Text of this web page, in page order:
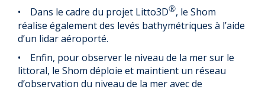
• Dans le cadre du projet Litto3D®, le Shom
réalise également des levés bathymétriques à l’aide
d’un lidar aéroporté.
• Enfin, pour observer le niveau de la mer sur le
littoral, le Shom déploie et maintient un réseau
d’observation du niveau de la mer avec de